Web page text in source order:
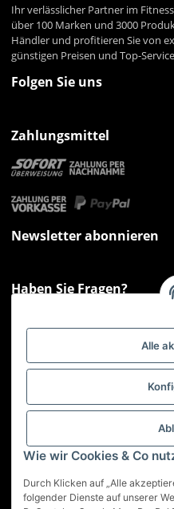
Alle
Wie wir Cookies & Co
Durch Klicken auf „Alle
folgender Dienste auf unserer
Ihr verlässlicher Partner im
über 100 Marken und 3000
Händler und profitieren Sie von
günstigen Preisen und Top-
Folgen Sie uns
Zahlungsmittel
Newsletter abonnieren
Haben Sie Fragen?
Montag - Freitag: 09:00 - 17:00 Uhr
Hotline 📞
Gesetzliche
Service